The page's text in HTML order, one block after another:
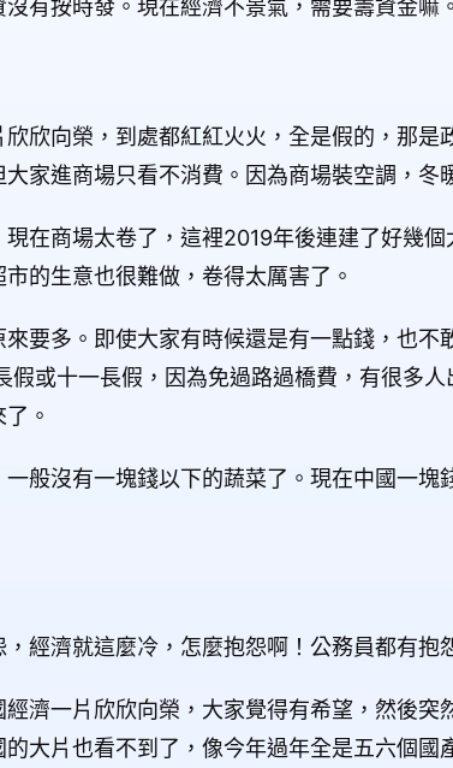
沒有按時發。現在經濟不景氣，需要籌資金嘛
欣向榮，到處都紅紅火火，全是假的，那是
家進商場只看不消費。因為商場裝空調，冬
在商場太卷了，這裡2019年後連建了好幾
的生意也很難做，卷得太厲害了。
要多。即使大家有時候還是有一點錢，也不
假或十一長假，因為免過路過橋費，有很多
。
般沒有一塊錢以下的蔬菜了。現在中國一塊
經濟就這麼冷，怎麼抱怨啊！公務員都有抱
濟一片欣欣向榮，大家覺得有希望，然後突
大片也看不到了，像今年過年全是五六個國